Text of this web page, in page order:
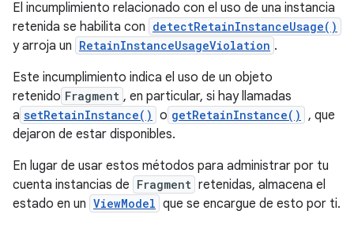
El incumplimiento relacionado con el uso de una instancia
retenida se habilita con detectRetainInstanceUsage()
y arroja un RetainInstanceUsageViolation .
Este incumplimiento indica el uso de un objeto
retenido Fragment , en particular, si hay llamadas
a setRetainInstance() o getRetainInstance() , que
dejaron de estar disponibles.
En lugar de usar estos métodos para administrar por tu
cuenta instancias de Fragment retenidas, almacena el
estado en un ViewModel que se encargue de esto por ti.